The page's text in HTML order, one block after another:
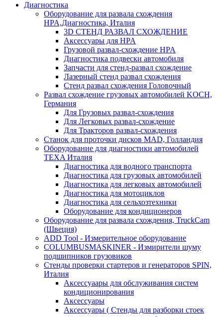
Диагностика
Оборудование для развала схождения
HPA,Диагностика, Италия
3D СТЕНД РАЗВАЛ СХОЖДЕНИЕ
Аксессуары для HPA
Грузовой развал-схождение HPA
Диагностика подвески автомобиля
Запчасти для стенд-развал схождение
Лазерный стенд развал схождения
Стенд развал схождения Головочный
Развал схождение грузовых автомобилей KOCH,
Германия
Для Грузовых развал-схождения
Для Легковых развал-схождение
Для Тракторов развал-схождения
Станок для проточки дисков MAD, Голландия
Оборудование для диагностики автомобилей
TEXA Италия
Диагностика для водного транспорта
Диагностика для грузовых автомобилей
Диагностика для легковых автомобилей
Диагностика для мотоциклов
Диагностика для сельхозтехники
Оборудование для кондиционеров
Оборудование для развала схождения, TruckCam
(Швеция)
ADD Tool - Измерительное оборудование
COLUMBUSMASKINER - Измирители шуму
подшипников грузовиков
Стенды проверки стартеров и генераторов SPIN,
Италия
Аксессуаары для обслуживания систем
кондиционирования
Аксессуары
Аксессуары ( Стенды для разборки стоек